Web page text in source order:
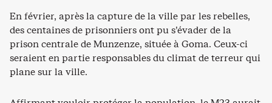
En février, après la capture de la ville par les rebelles,
des centaines de prisonniers ont pu s’évader de la
prison centrale de Munzenze, située à Goma. Ceux-ci
seraient en partie responsables du climat de terreur qui
plane sur la ville.